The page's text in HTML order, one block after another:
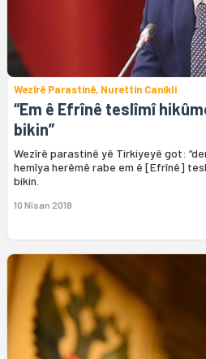
Wezîrê Parastinê, Nurettin Canikli
“Em ê Efrînê teslîmî
bikin”
Wezîrê parastinê yê Tirkiyeyê got:
hemîya herêmê rabe em ê [Efrînê]
bikin.
10 Nîsan 2018